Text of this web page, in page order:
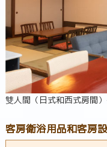
雙人間（日式和西式房間
客房衛浴用品和客房